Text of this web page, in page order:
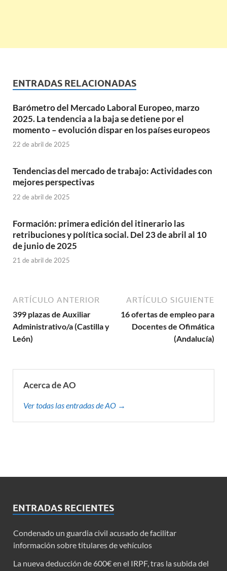
ENTRADAS RELACIONADAS
Barómetro del Mercado Laboral Europeo, marzo
2025. La tendencia a la baja se detiene por el
momento – evolución dispar en los países europeos
22 de abril de 2025
Tendencias del mercado de trabajo: Actividades con
mejores perspectivas
22 de abril de 2025
Formación: primera edición del itinerario las
retribuciones y política social. Del 23 de abril al 10
de junio de 2025
21 de abril de 2025
ARTÍCULO ANTERIOR
399 plazas de Auxiliar
Administrativo/a (Castilla y
León)
ARTÍCULO SIGUIENTE
16 ofertas de empleo para
Docentes de Ofimática
(Andalucía)
Acerca de AO
Ver todas las entradas de AO →
ENTRADAS RECIENTES
Condenado un guardia civil acusado de facilitar
información sobre titulares de vehículos
La nueva deducción de 600€ en el IRPF, tras la subida del